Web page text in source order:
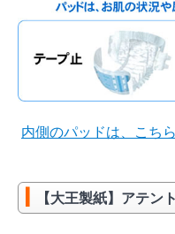
内側のパッドは、こち
【大王製紙】アテン